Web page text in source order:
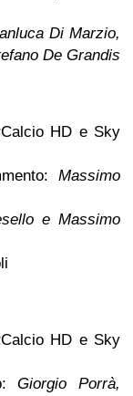
Di Marzio,
De Grandis
HD e Sky
Massimo
e Massimo
HD e Sky
Giorgio Porrà,